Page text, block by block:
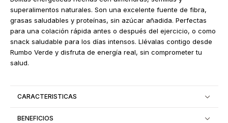
superalimentos naturales. Son una excelente fuente de fibra,
grasas saludables y proteínas, sin azúcar añadida. Perfectas
para una colación rápida antes o después del ejercicio, o como
snack saludable para los días intensos. Llévalas contigo desde
Rumbo Verde y disfruta de energía real, sin comprometer tu
salud.
CARACTERISTICAS
BENEFICIOS